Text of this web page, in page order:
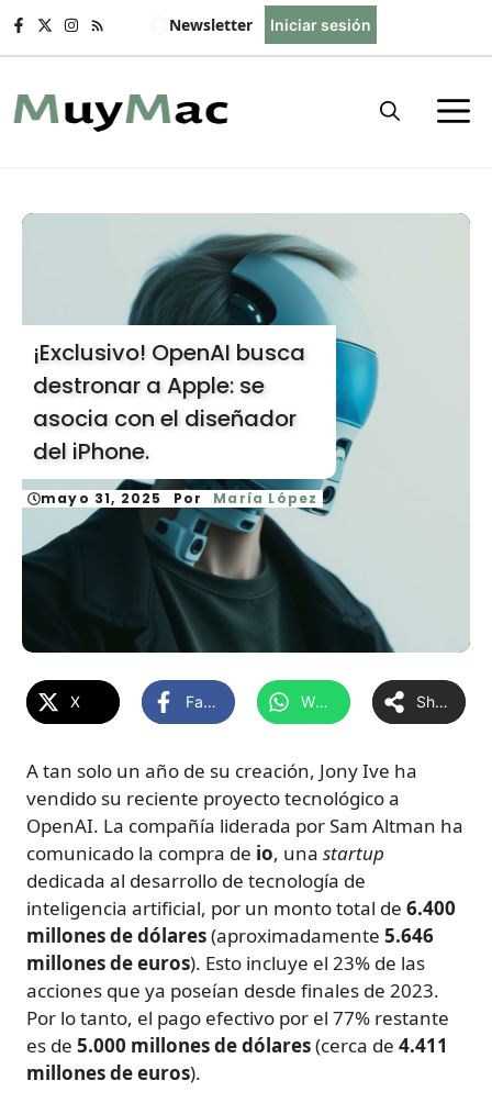
Saltar
Newsletter Iniciar sesión
¡Exclusivo! OpenAI busca
destronar a Apple: se
asocia con el diseñador
del iPhone.
mayo 31, 2025 Por María López
X Facebook WhatsApp Share
A tan solo un año de su creación, Jony Ive ha
vendido su reciente proyecto tecnológico a
OpenAI. La compañía liderada por Sam Altman ha
comunicado la compra de io, una startup
dedicada al desarrollo de tecnología de
inteligencia artificial, por un monto total de 6.400
millones de dólares(aproximadamente 5.646
millones de euros). Esto incluye el 23% de las
acciones que ya poseían desde finales de 2023.
Por lo tanto, el pago efectivo por el 77% restante
es de 5.000 millones de dólares(cerca de 4.411
millones de euros).